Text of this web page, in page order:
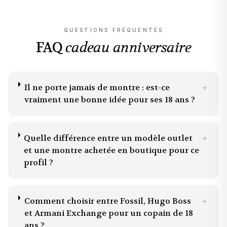
QUESTIONS FRÉQUENTES
FAQcadeau anniversaire
Il ne porte jamais de montre : est-ce
vraiment une bonne idée pour ses 18 ans ?
＋
Quelle différence entre un modèle outlet
et une montre achetée en boutique pour ce
profil ?
＋
Comment choisir entre Fossil, Hugo Boss
et Armani Exchange pour un copain de 18
＋